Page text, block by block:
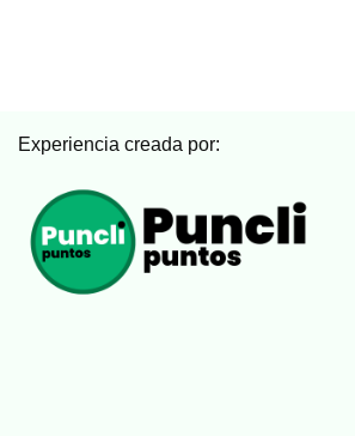
Experiencia creada por: